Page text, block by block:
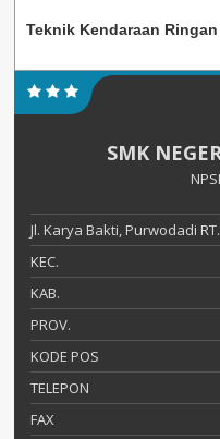
Teknik Kendaraan Ringan
SMK
Jl. Karya Bakti, Purwodadi
KEC.
KAB.
PROV.
KODE POS
TELEPON
FAX